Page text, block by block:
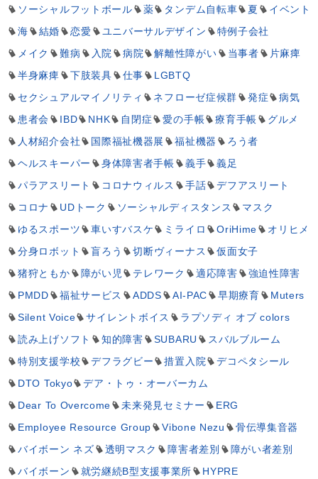
ソーシャルフットボール
薬 タンデム自転車 夏
イベント
海
結婚 恋愛 ユニバーサルデザイン
特例子会社
メイク
難病 入院 病院 解離性障がい 当事者
片麻痺
半身麻痺
下肢装具 仕事
LGBTQ
セクシュアルマイノリティ
ネフローゼ症候群 発症
病気
患者会
IBD NHK 自閉症 愛の手帳 療育手帳
グルメ
人材紹介会社
国際福祉機器展 福祉機器
ろう者
ヘルスキーパー
身体障害者手帳 義手
義足
パラアスリート
コロナウィルス 手話
デフアスリート
コロナ
UDトーク ソーシャルディスタンス
マスク
ゆるスポーツ
車いすバスケ ミライロ OriHime
オリヒメ
分身ロボット
盲ろう 切断ヴィーナス
仮面女子
猪狩ともか
障がい児 テレワーク 適応障害
強迫性障害
PMDD
福祉サービス ADDS AI-PAC 早期療育
Muters
Silent Voice
サイレントボイス
ラプソディ オブ colors
読み上げソフト
知的障害 SUBARU
スバルブルーム
特別支援学校
デフラグビー 措置入院
デコペタシール
DTO Tokyo
デア・トゥ・オーバーカム
Dear To Overcome
未来発見セミナー
ERG
Employee Resource Group
Vibone Nezu
骨伝導集音器
バイボーン ネズ
透明マスク 障害者差別
障がい者差別
バイボーン
就労継続B型支援事業所 HYPRE